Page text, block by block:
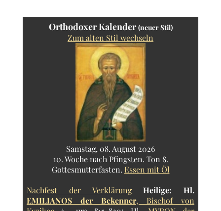
Orthodoxer Kalender(neuer Stil)
Zum alten Stil wechseln
Samstag, 08. August 2026
10. Woche nach Pfingsten. Ton 8.
Gottesmutterfasten. Essen mit Öl
Nachfest der Verklärung
Heilige:
Hl.
EMILIANOS der Bekenner, Bischof von